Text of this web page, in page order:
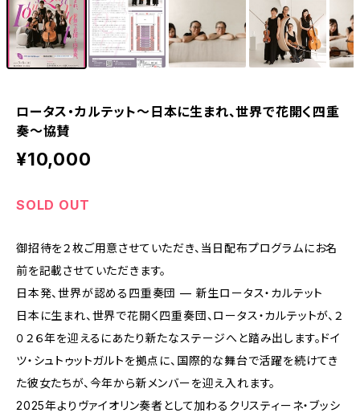
ロータス・カルテット～日本に生まれ、世界で花開く四重
奏～協賛
¥10,000
SOLD OUT
御招待を２枚ご用意させていただき、当日配布プログラムにお名
前を記載させていただきます。
日本発、世界が認める四重奏団 — 新生ロータス・カルテット
日本に生まれ、世界で花開く四重奏団、ロータス・カルテットが、２
０２６年を迎えるにあたり新たなステージへと踏み出します。ドイ
ツ・シュトゥットガルトを拠点に、国際的な舞台で活躍を続けてき
た彼女たちが、今年から新メンバーを迎え入れます。
2025年よりヴァイオリン奏者として加わるクリスティーネ・ブッシ